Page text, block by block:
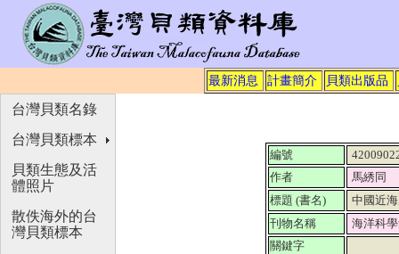
最新消息 計畫簡介 貝類出版品
編號
作者
馬綉同
標題 (書名)
中國近
刊物名稱
海洋科
關鍵字
台灣貝類名錄
台灣貝類標本
貝類生態及活
體照片
散佚海外的台
灣貝類標本